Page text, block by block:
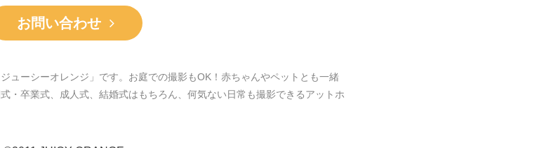
お問い合わせ
ューシーオレンジ」です。お庭での撮影もOK！赤ちゃんやペットとも一緒
・卒業式、成人式、結婚式はもちろん、何気ない日常も撮影できるアットホ